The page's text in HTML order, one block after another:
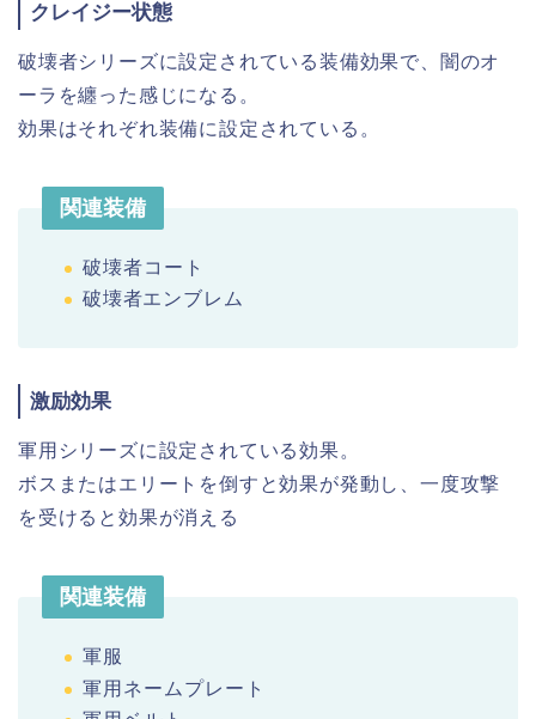
クレイジー状態
破壊者シリーズに設定されている装備効果で、闇のオ
ーラを纏った感じになる。
効果はそれぞれ装備に設定されている。
関連装備
破壊者コート
破壊者エンブレム
激励効果
軍用シリーズに設定されている効果。
ボスまたはエリートを倒すと効果が発動し、一度攻撃
を受けると効果が消える
関連装備
軍服
軍用ネームプレート